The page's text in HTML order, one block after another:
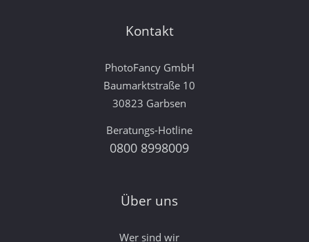
Kontakt
PhotoFancy GmbH
Baumarktstraße 10
30823 Garbsen
Beratungs-Hotline
0800 8998009
Über uns
Wer sind wir